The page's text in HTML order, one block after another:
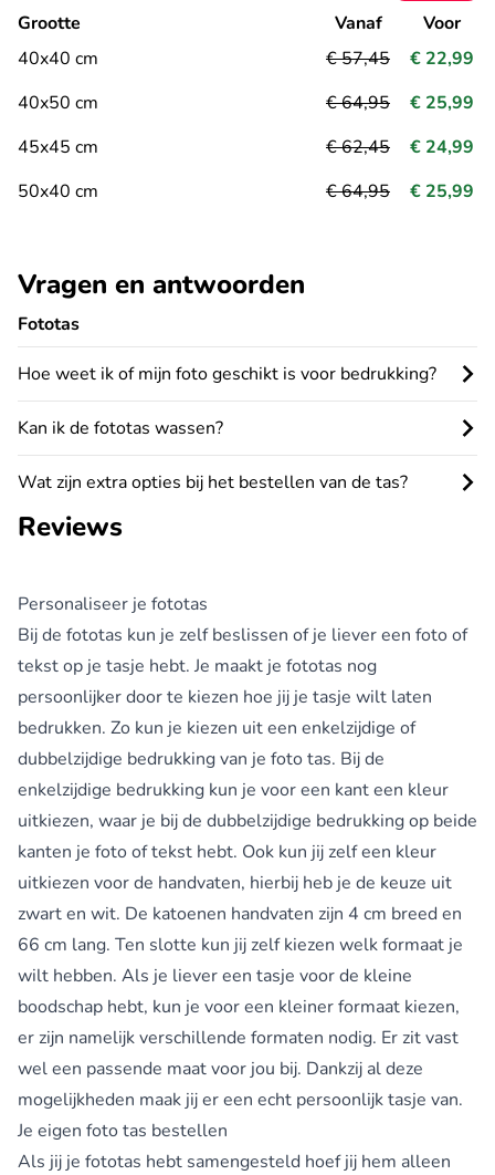
Vragen en antwoorden
Fototas
Hoe weet ik of mijn foto geschikt is voor bedrukking?
Kan ik de fototas wassen?
Wat zijn extra opties bij het bestellen van de tas?
Grootte
40x40 cm
40x50 cm
45x45 cm
50x40 cm
Vanaf
€ 57,45
€ 64,95
€ 62,45
€ 64,95
Voor
€ 22,99
€ 25,99
€ 24,99
€ 25,99
Reviews
Personaliseer je fototas
Bij de fototas kun je zelf beslissen of je liever een foto of
tekst op je tasje hebt. Je maakt je fototas nog
persoonlijker door te kiezen hoe jij je tasje wilt laten
bedrukken. Zo kun je kiezen uit een enkelzijdige of
dubbelzijdige bedrukking van je foto tas. Bij de
enkelzijdige bedrukking kun je voor een kant een kleur
uitkiezen, waar je bij de dubbelzijdige bedrukking op beide
kanten je foto of tekst hebt. Ook kun jij zelf een kleur
uitkiezen voor de handvaten, hierbij heb je de keuze uit
zwart en wit. De katoenen handvaten zijn 4 cm breed en
66 cm lang. Ten slotte kun jij zelf kiezen welk formaat je
wilt hebben. Als je liever een tasje voor de kleine
boodschap hebt, kun je voor een kleiner formaat kiezen,
er zijn namelijk verschillende formaten nodig. Er zit vast
wel een passende maat voor jou bij. Dankzij al deze
mogelijkheden maak jij er een echt persoonlijk tasje van.
Je eigen foto tas bestellen
Als jij je fototas hebt samengesteld hoef jij hem alleen